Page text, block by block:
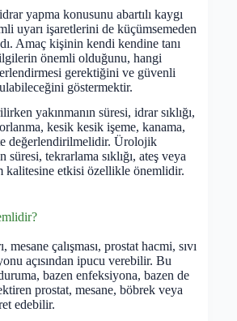
yapma konusunu abartılı kaygı
uyarı işaretlerini de küçümsemeden
Amaç kişinin kendi kendine tanı
önemli olduğunu, hangi
gerektiğini ve güvenli
göstermektir.
yakınmanın süresi, idrar sıklığı,
kesik kesik işeme, kanama,
değerlendirilmelidir. Ürolojik
tekrarlama sıklığı, ateş veya
kalitesine etkisi özellikle önemlidir.
çalışması, prostat hacmi, sıvı
açısından ipucu verebilir. Bu
bazen enfeksiyona, bazen de
prostat, mesane, böbrek veya
edebilir.